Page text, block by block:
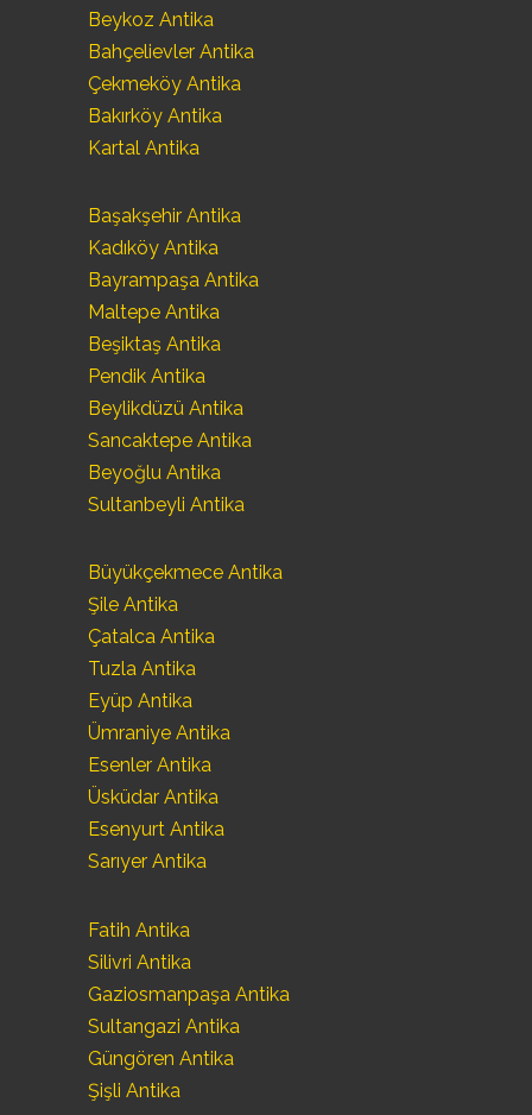
Beykoz Antika
Bahçelievler Antika
Çekmeköy Antika
Bakırköy Antika
Kartal Antika
Başakşehir Antika
Kadıköy Antika
Bayrampaşa Antika
Maltepe Antika
Beşiktaş Antika
Pendik Antika
Beylikdüzü Antika
Sancaktepe Antika
Beyoğlu Antika
Sultanbeyli Antika
Büyükçekmece Antika
Şile Antika
Çatalca Antika
Tuzla Antika
Eyüp Antika
Ümraniye Antika
Esenler Antika
Üsküdar Antika
Esenyurt Antika
Sarıyer Antika
Fatih Antika
Silivri Antika
Gaziosmanpaşa Antika
Sultangazi Antika
Güngören Antika
Şişli Antika